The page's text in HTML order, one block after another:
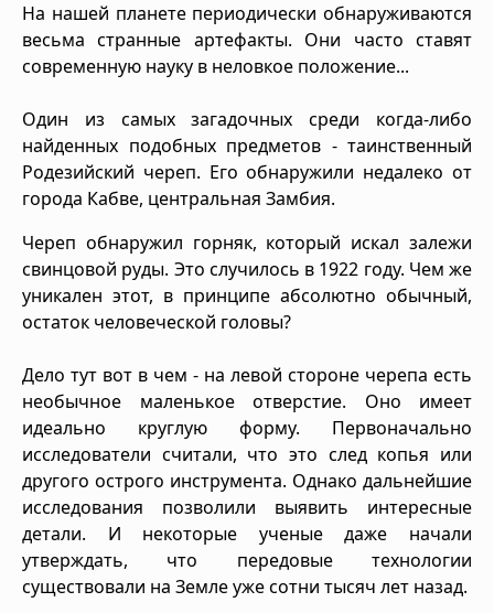
На нашей планете периодически обнаруживаются
весьма странные артефакты. Они часто ставят
современную науку в неловкое положение...
Один из самых загадочных среди когда-либо
найденных подобных предметов - таинственный
Родезийский череп. Его обнаружили недалеко от
города Кабве, центральная Замбия.
Череп обнаружил горняк, который искал залежи
свинцовой руды. Это случилось в 1922 году. Чем же
уникален этот, в принципе абсолютно обычный,
остаток человеческой головы?
Дело тут вот в чем - на левой стороне черепа есть
необычное маленькое отверстие. Оно имеет
идеально круглую форму. Первоначально
исследователи считали, что это след копья или
другого острого инструмента. Однако дальнейшие
исследования позволили выявить интересные
детали. И некоторые ученые даже начали
утверждать, что передовые технологии
существовали на Земле уже сотни тысяч лет назад.